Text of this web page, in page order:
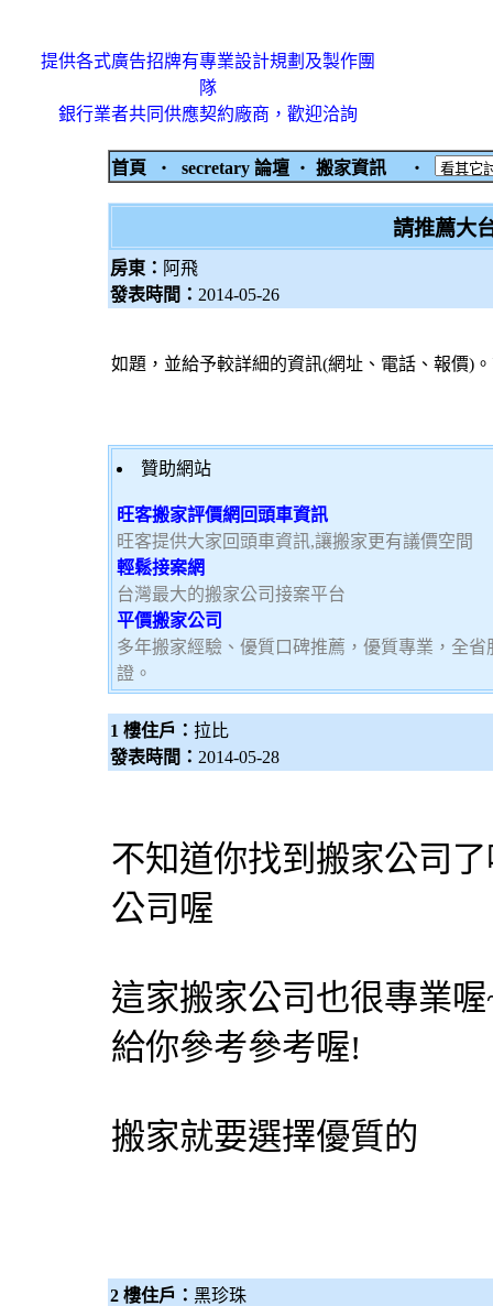
提供各式廣告招牌有專業設計規劃及製作團
隊
銀行業者共同供應契約廠商，歡迎洽詢
首頁 ‧ secretary 論壇 ‧ 搬家資訊 ‧
請推薦大
房東： 阿飛
發表時間： 2014-05-26
如題，並給予較詳細的資訊(網址、電話、報價)
贊助網站
旺客搬家評價網回頭車資訊
旺客提供大家回頭車資訊,讓搬家更有議價空間
輕鬆接案網
台灣最大的搬家公司接案平台
平價搬家公司
多年搬家經驗、優質口碑推薦，優質專業，全
證。
1 樓住戶： 拉比
發表時間： 2014-05-28
不知道你找到搬家公司
公司喔
這家搬家公司也很專業
給你參考參考喔!
搬家就要選擇優質的
2 樓住戶： 黑珍珠